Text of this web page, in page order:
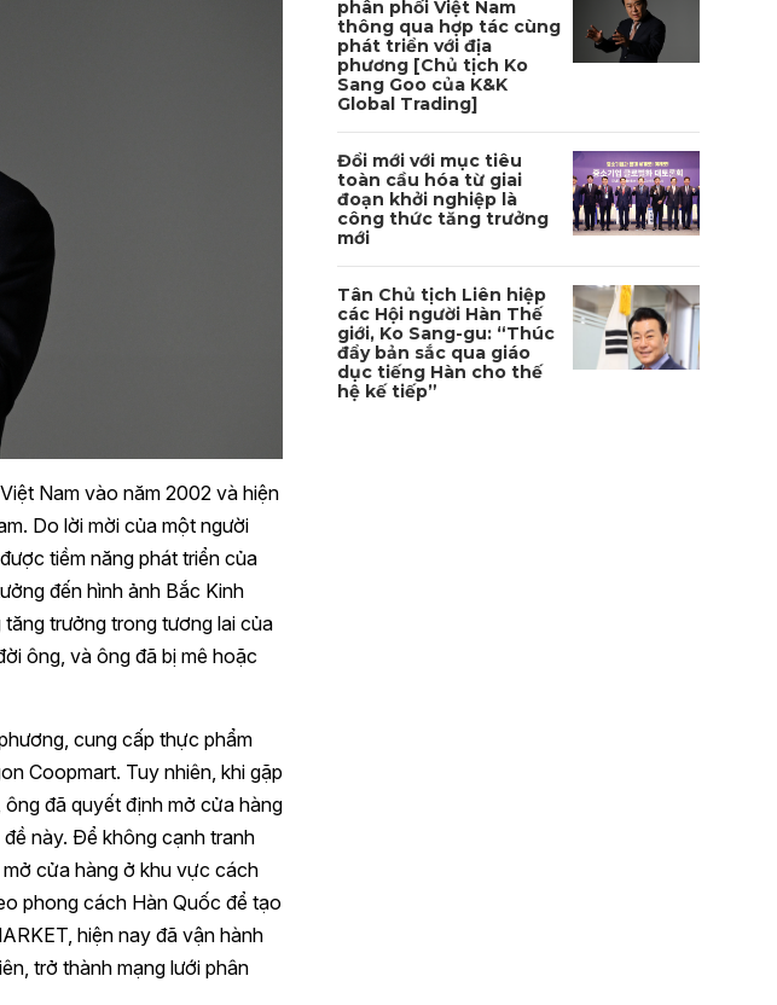
Nam vào năm 2002 và hiện
Do lời mời của một người
tiềm năng phát triển của
đến hình ảnh Bắc Kinh
trưởng trong tương lai của
ông, và ông đã bị mê hoặc
cung cấp thực phẩm
Coopmart. Tuy nhiên, khi gặp
đã quyết định mở cửa hàng
này. Để không cạnh tranh
cửa hàng ở khu vực cách
phong cách Hàn Quốc để tạo
hiện nay đã vận hành
trở thành mạng lưới phân
phân phối Việt Nam
thông qua hợp tác cùng
phát triển với địa
phương [Chủ tịch Ko
Sang Goo của K&K
Global Trading]
Đổi mới với mục tiêu
toàn cầu hóa từ giai
đoạn khởi nghiệp là
công thức tăng trưởng
mới
Tân Chủ tịch Liên hiệp
các Hội người Hàn Thế
giới, Ko Sang-gu: “Thúc
đẩy bản sắc qua giáo
dục tiếng Hàn cho thế
hệ kế tiếp”